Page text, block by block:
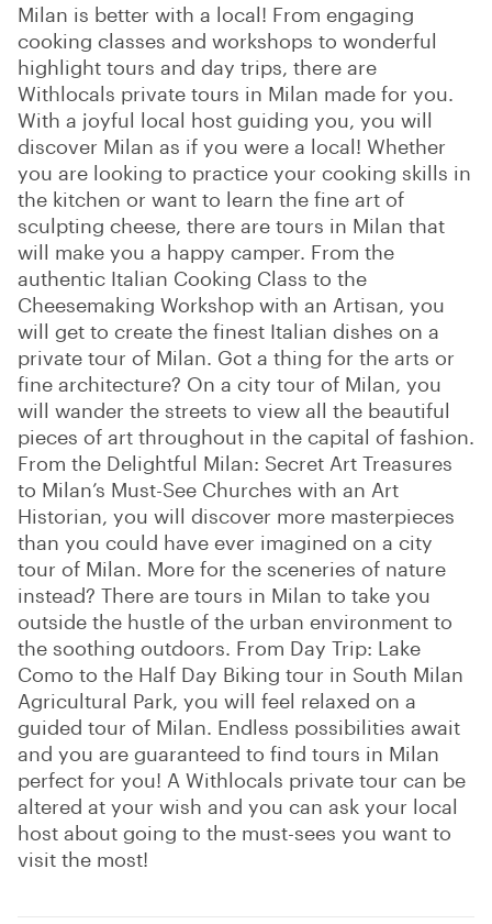
Milan is better with a local! From engaging
cooking classes and workshops to wonderful
highlight tours and day trips, there are
Withlocals private tours in Milan made for you.
With a joyful local host guiding you, you will
discover Milan as if you were a local! Whether
you are looking to practice your cooking skills in
the kitchen or want to learn the fine art of
sculpting cheese, there are tours in Milan that
will make you a happy camper. From the
authentic Italian Cooking Class to the
Cheesemaking Workshop with an Artisan, you
will get to create the finest Italian dishes on a
private tour of Milan. Got a thing for the arts or
fine architecture? On a city tour of Milan, you
will wander the streets to view all the beautiful
pieces of art throughout in the capital of fashion.
From the Delightful Milan: Secret Art Treasures
to Milan’s Must-See Churches with an Art
Historian, you will discover more masterpieces
than you could have ever imagined on a city
tour of Milan. More for the sceneries of nature
instead? There are tours in Milan to take you
outside the hustle of the urban environment to
the soothing outdoors. From Day Trip: Lake
Como to the Half Day Biking tour in South Milan
Agricultural Park, you will feel relaxed on a
guided tour of Milan. Endless possibilities await
and you are guaranteed to find tours in Milan
perfect for you! A Withlocals private tour can be
altered at your wish and you can ask your local
host about going to the must-sees you want to
visit the most!